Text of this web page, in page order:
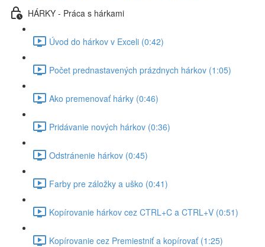
HÁRKY - Práca s hárkami
Úvod do hárkov v Exceli (0:42)
Počet prednastavených prázdnych hárkov (1:05)
Ako premenovať hárky (0:46)
Pridávanie nových hárkov (0:36)
Odstránenie hárkov (0:45)
Farby pre záložky a uško (0:41)
Kopírovanie hárkov cez CTRL+C a CTRL+V (0:51)
Kopírovanie cez Premiestniť a kopírovať (1:25)